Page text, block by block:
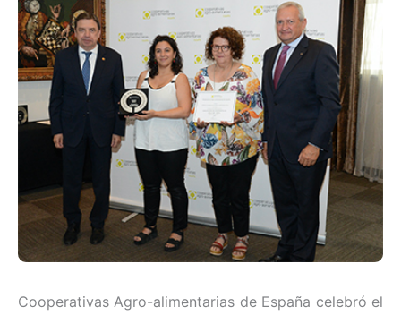
Cooperativas Agro-alimentarias de España celebró el